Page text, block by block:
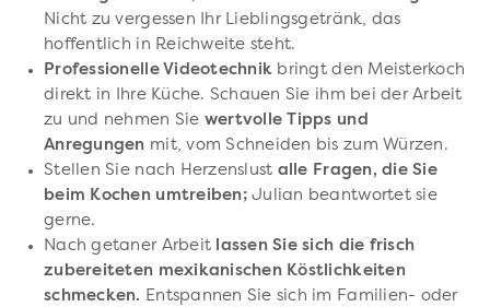
Nicht zu vergessen Ihr Lieblingsgetränk, das
hoffentlich in Reichweite steht.
Professionelle Videotechnik bringt den Meisterkoch
direkt in Ihre Küche. Schauen Sie ihm bei der Arbeit
zu und nehmen Sie wertvolle Tipps und
Anregungen mit, vom Schneiden bis zum Würzen.
Stellen Sie nach Herzenslust alle Fragen, die Sie
beim Kochen umtreiben;Julian beantwortet sie
gerne.
Nach getaner Arbeit lassen Sie sich die frisch
zubereiteten mexikanischen Köstlichkeiten
schmecken. Entspannen Sie sich im Familien- oder